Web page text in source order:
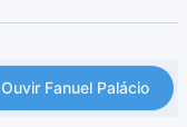
Ouvir Fanuel Palácio